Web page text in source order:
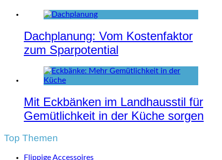
Dachplanung: Vom Kostenfaktor
zum Sparpotential
Mit Eckbänken im Landhausstil für
Gemütlichkeit in der Küche sorgen
Top Themen
Flippige Accessoires